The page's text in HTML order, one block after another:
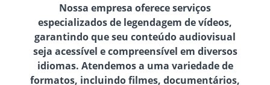
Nossa empresa oferece serviços
especializados de legendagem de vídeos,
garantindo que seu conteúdo audiovisual
seja acessível e compreensível em diversos
idiomas. Atendemos a uma variedade de
formatos, incluindo filmes, documentários,